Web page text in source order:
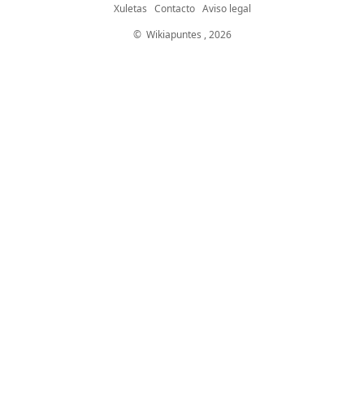
Xuletas Contacto Aviso legal
© Wikiapuntes , 2026